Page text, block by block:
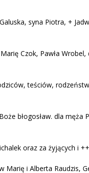
syna Piotra, +
Czok, Pawła Wrobel,
teściów,
błogosław. dla męża
oraz za żyjących i
i Alberta Raudzis,